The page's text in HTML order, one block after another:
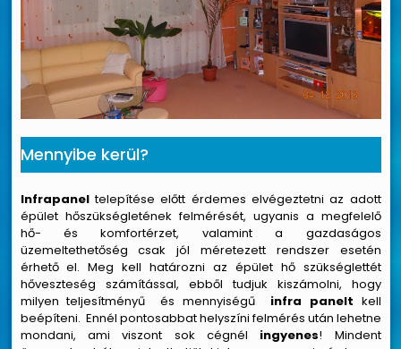
Mennyibe kerül?
Infrapaneltelepítése előtt érdemes elvégeztetni az adott
épület hőszükségletének felmérését, ugyanis a megfelelő
hő- és komfortérzet, valamint a gazdaságos
üzemeltethetőség csak jól méretezett rendszer esetén
érhető el. Meg kell határozni az épület hő szükséglettét
hőveszteség számítással, ebből tudjuk kiszámolni, hogy
milyen teljesítményű és mennyiségű infra panelt kell
beépíteni. Ennél pontosabbat helyszíni felmérés után lehetne
mondani, ami viszont sok cégnél ingyenes! Mindent